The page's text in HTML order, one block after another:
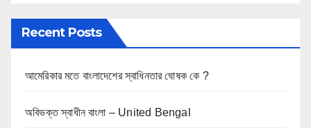
Recent Posts
আমেরিকার মতে বাংলাদেশের স্বাধিনতার ঘোষক কে ?
অবিভক্ত স্বাধীন বাংলা – United Bengal